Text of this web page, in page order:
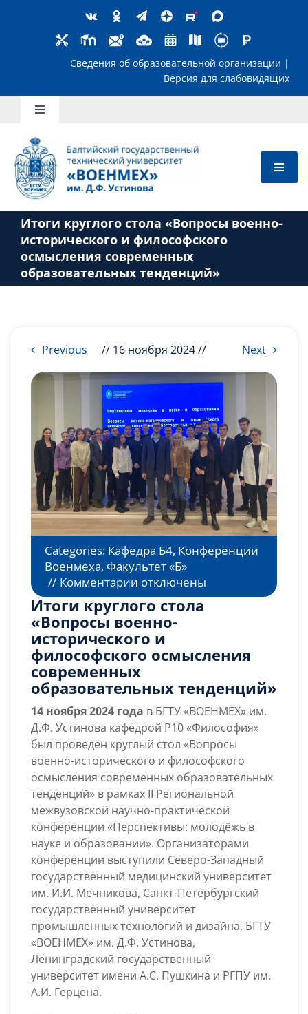
Сведения об образовательной
Toggle
Школьникам
Абитуриентам
Студентам
Преподавателям
Партнерам
Итоги круглого стола «Вопросы военно-
исторического и философского
осмысления современных
образовательных тенденций»
Previous Next
// 16 ноября 2024 //
Categories: Кафедра Б4, Конференции
Военмеха, Факультет «Б»
// Комментарии к
записи
Итоги
круглого
стола
«Вопросы
военно-
исторического
и
философского
осмысления
современных
образовательных
тенденций»
отключены
Итоги круглого стола
«Вопросы военно-
исторического и
философского осмысления
современных
образовательных тенденций»
14 ноября 2024 года в БГТУ «ВОЕНМЕХ» им.
Д.Ф. Устинова кафедрой Р10 «Философия»
был проведён круглый стол «Вопросы
военно-исторического и философского
осмысления современных образовательных
тенденций» в рамках II Региональной
межвузовской научно-практической
конференции «Перспективы: молодёжь в
науке и образовании». Организаторами
конференции выступили Северо-Западный
государственный медицинский университет
им. И.И. Мечникова, Санкт-Петербургский
государственный университет
промышленных технологий и дизайна, БГТУ
«ВОЕНМЕХ» им. Д.Ф. Устинова,
Ленинградский государственный
университет имени А.С. Пушкина и РГПУ им.
А.И. Герцена.